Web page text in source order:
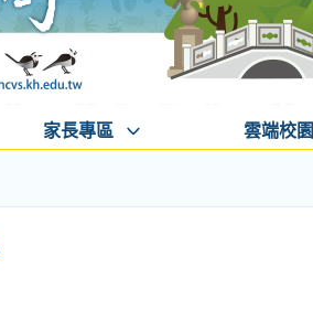
家長專區 雲端校園